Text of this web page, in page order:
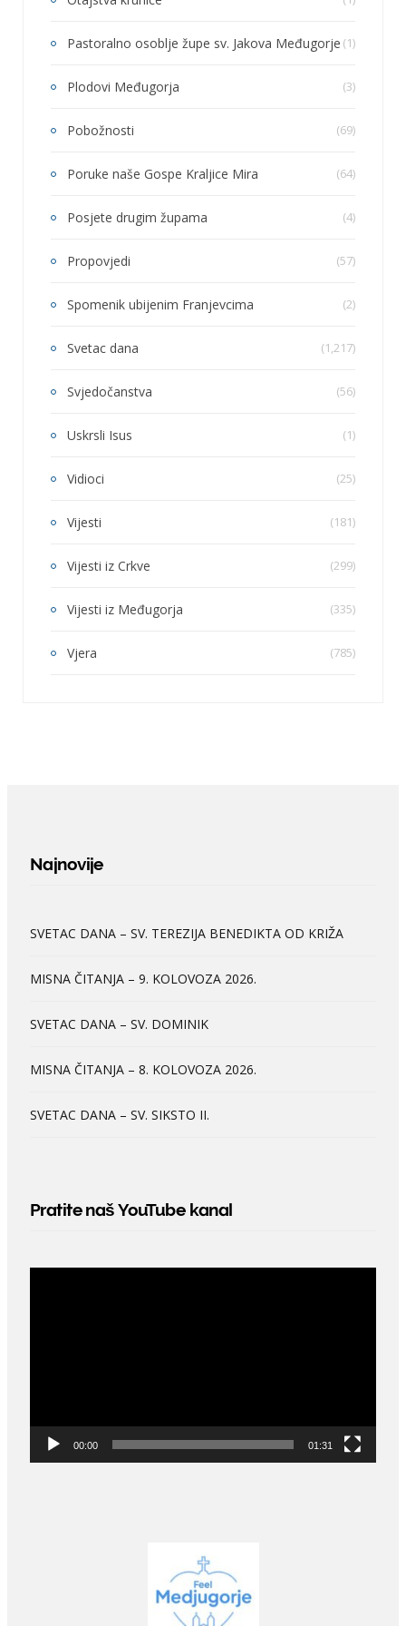
Pastoralno osoblje župe sv. Jakova Međugorje (1)
Plodovi Međugorja (3)
Pobožnosti (69)
Poruke naše Gospe Kraljice Mira (64)
Posjete drugim župama (4)
Propovjedi (57)
Spomenik ubijenim Franjevcima (2)
Svetac dana (1,217)
Svjedočanstva (56)
Uskrsli Isus (1)
Vidioci (25)
Vijesti (181)
Vijesti iz Crkve (299)
Vijesti iz Međugorja (335)
Vjera (785)
Najnovije
SVETAC DANA – SV. TEREZIJA BENEDIKTA OD KRIŽA
MISNA ČITANJA – 9. KOLOVOZA 2026.
SVETAC DANA – SV. DOMINIK
MISNA ČITANJA – 8. KOLOVOZA 2026.
SVETAC DANA – SV. SIKSTO II.
Pratite naš YouTube kanal
00:00 01:31